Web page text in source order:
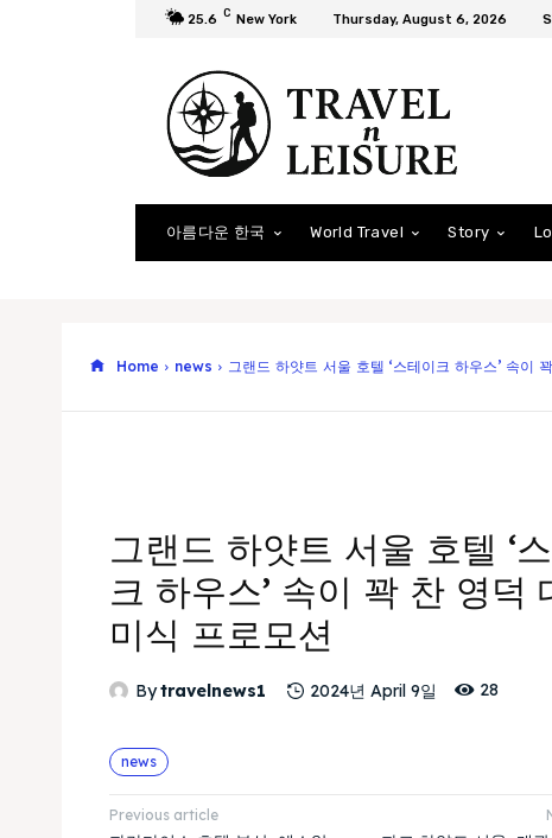
25.6 C New York Thursday, August 6, 2026
아름다운 한국 World Travel Story
Home news 그랜드 하얏트 서울 호텔 ‘스테이크 하우스’ 속이
그랜드 하얏트 서울 호텔 ‘
크 하우스’ 속이 꽉 찬 영덕
미식 프로모션
Bytravelnews1 2024년 April 9일 28
news
Previous article